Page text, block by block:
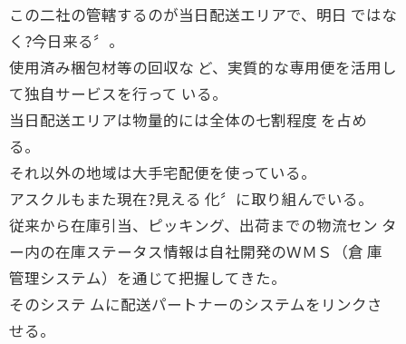
この二社の管轄するのが当日配送エリアで、明日 ではな
く?今日来る〞。
使用済み梱包材等の回収な ど、実質的な専用便を活用し
て独自サービスを行って いる。
当日配送エリアは物量的には全体の七割程度 を占め
る。
それ以外の地域は大手宅配便を使っている。
アスクルもまた現在?見える 化〞に取り組んでいる。
従来から在庫引当、ピッキング、出荷までの物流セン タ
ー内の在庫ステータス情報は自社開発のＷＭＳ（倉 庫
管理システム）を通じて把握してきた。
そのシステ ムに配送パートナーのシステムをリンクさ
せる。